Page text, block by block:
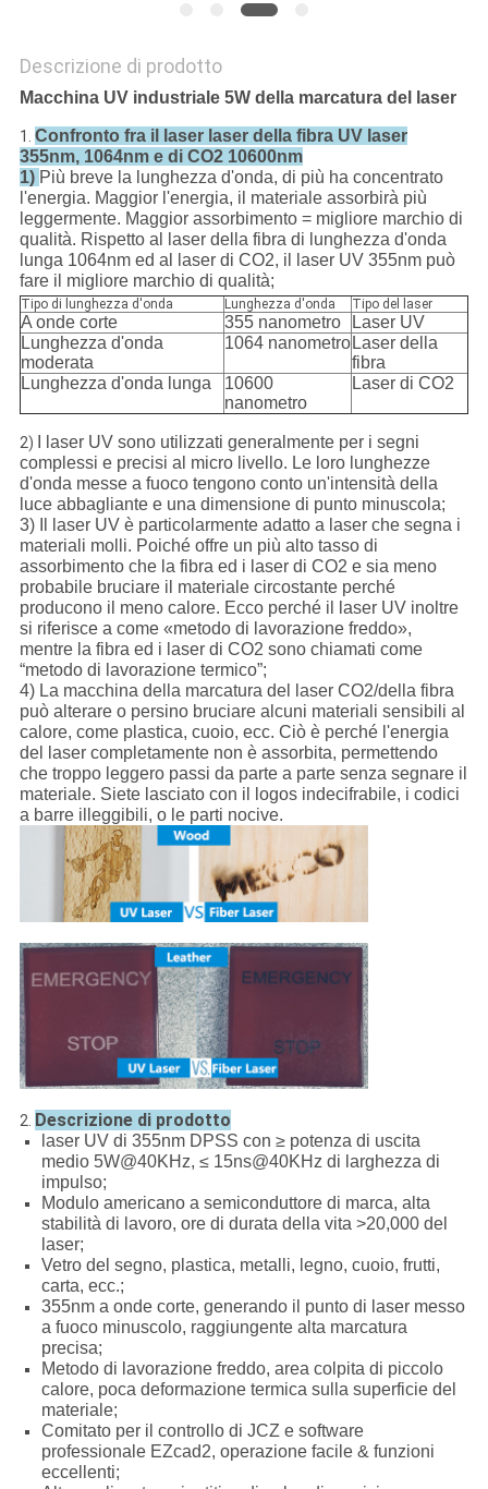
Descrizione di prodotto
Macchina UV industriale 5W della marcatura del laser
1. Confronto fra il laser laser della fibra UV laser
355nm, 1064nm e di CO2 10600nm
1) Più breve la lunghezza d'onda, di più ha concentrato
l'energia. Maggior l'energia, il materiale assorbirà più
leggermente. Maggior assorbimento = migliore marchio di
qualità. Rispetto al laser della fibra di lunghezza d'onda
lunga 1064nm ed al laser di CO2, il laser UV 355nm può
fare il migliore marchio di qualità;
Tipo di lunghezza d'onda Lunghezza d'onda Tipo del laser
A onde corte 355 nanometro
Laser UV
Lunghezza d'onda
moderata
1064 nanometroLaser della
fibra
Lunghezza d'onda lunga
10600
nanometro
Laser di CO2
2)
I laser UV sono utilizzati generalmente per i segni
complessi e precisi al micro livello. Le loro lunghezze
d'onda messe a fuoco tengono conto un'intensità della
luce abbagliante e una dimensione di punto minuscola;
3) Il laser UV è particolarmente adatto a laser che segna i
materiali molli. Poiché offre un più alto tasso di
assorbimento che la fibra ed i laser di CO2 e sia meno
probabile bruciare il materiale circostante perché
producono il meno calore. Ecco perché il laser UV inoltre
si riferisce a come «metodo di lavorazione freddo»,
mentre la fibra ed i laser di CO2 sono chiamati come
“metodo di lavorazione termico”;
4) La macchina della marcatura del laser CO2/della fibra
può alterare o persino bruciare alcuni materiali sensibili al
calore, come plastica, cuoio, ecc. Ciò è perché l'energia
del laser completamente non è assorbita, permettendo
che troppo leggero passi da parte a parte senza segnare il
materiale. Siete lasciato con il logos indecifrabile, i codici
a barre illeggibili, o le parti nocive.
2. Descrizione di prodotto
laser UV di 355nm DPSS con ≥ potenza di uscita
medio 5W@40KHz, ≤ 15ns@40KHz di larghezza di
impulso;
Modulo americano a semiconduttore di marca, alta
stabilità di lavoro, ore di durata della vita >20,000 del
laser;
Vetro del segno, plastica, metalli, legno, cuoio, frutti,
carta, ecc.;
355nm a onde corte, generando il punto di laser messo
a fuoco minuscolo, raggiungente alta marcatura
precisa;
Metodo di lavorazione freddo, area colpita di piccolo
calore, poca deformazione termica sulla superficie del
materiale;
Comitato per il controllo di JCZ e software
professionale EZcad2, operazione facile & funzioni
eccellenti;